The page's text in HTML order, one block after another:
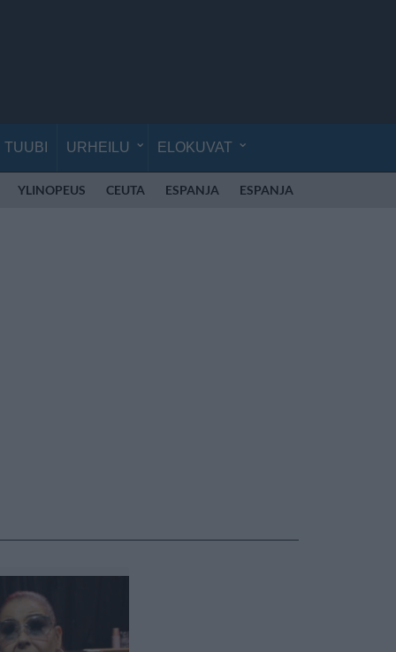
TUUBI URHEILU ELOKUVAT
YLINOPEUS CEUTA ESPANJA ESPANJA